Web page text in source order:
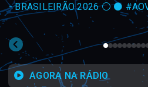
- BRASILEIRÃO 2026 ⚪ ⚫
AGORA NA RÁDIO